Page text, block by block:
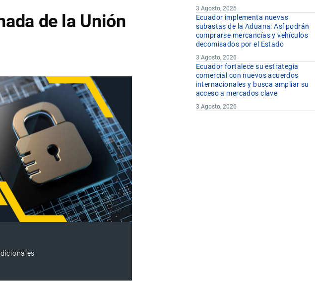
de la Unión
3 Agosto, 2026
Ecuador implementa nuevas
subastas de la Aduana: Así podrán
comprarse mercancías y vehículos
decomisados por el Estado
3 Agosto, 2026
Ecuador fortalece su estrategia
comercial con nuevos acuerdos
internacionales y busca ampliar su
acceso a mercados clave
3 Agosto, 2026